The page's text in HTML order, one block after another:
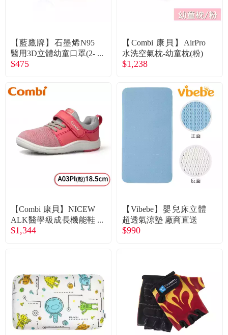
折價券、紅利說明
【藍鷹牌】石墨烯N95
醫用3D立體幼童口罩(2-
6歲)-白雲白（50片／
$475
【Combi 康貝】AirPro
水洗空氣枕-幼童枕(粉)
$1,238
【Combi 康貝】NICEW
ALK醫學級成長機能鞋
A03PI粉18.5（18014）
$1,344
【Vibebe】嬰兒床立體
超透氣涼墊 廠商直送
$990